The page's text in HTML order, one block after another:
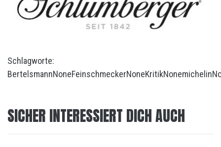
Schlagworte:
BertelsmannNoneFeinschmeckerNoneKritikNonemichelin
SICHER INTERESSIERT DICH AUCH